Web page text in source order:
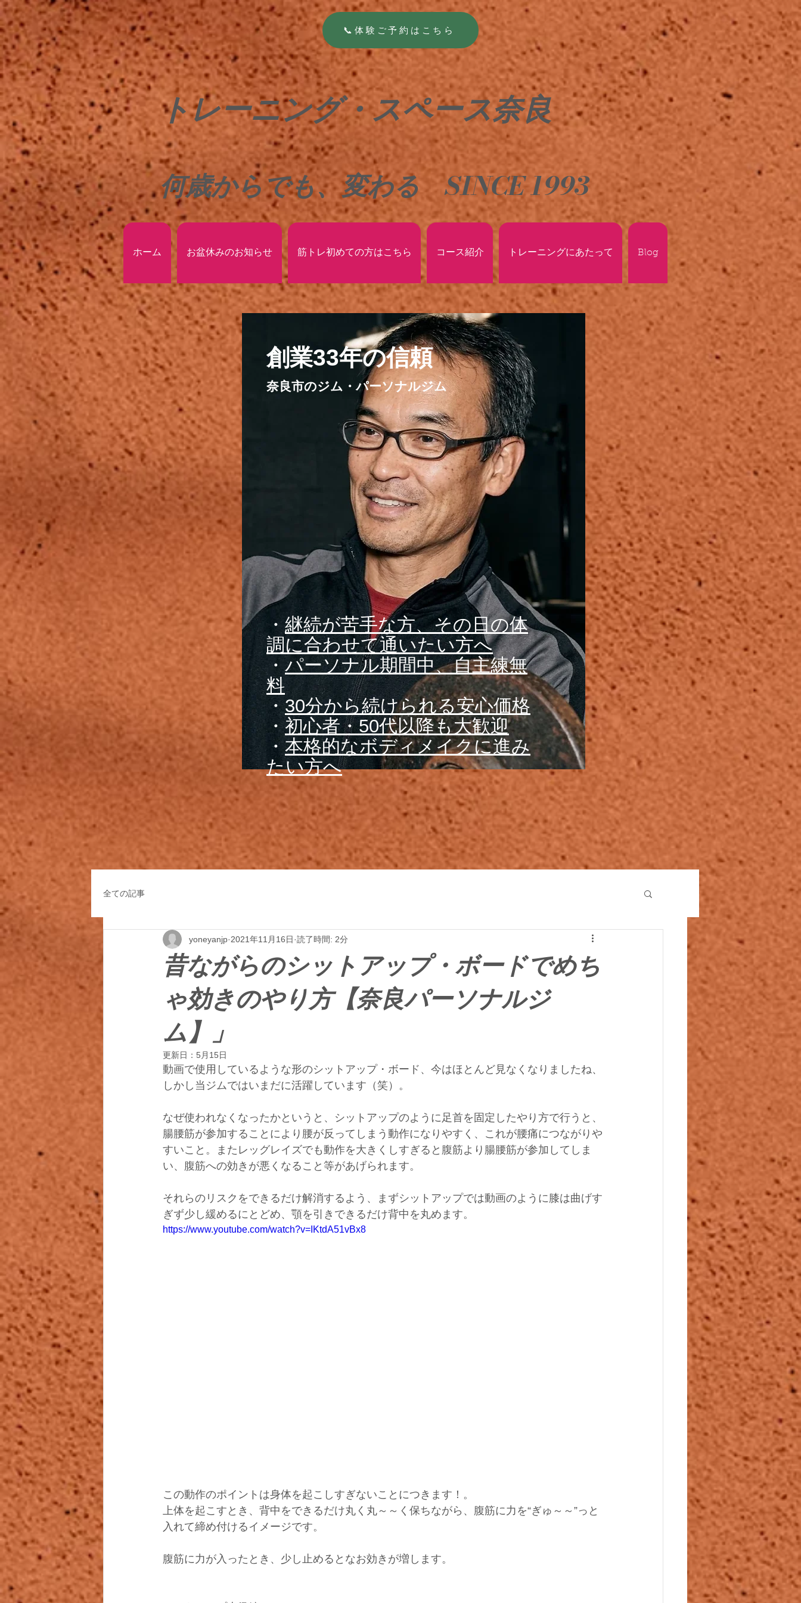
📞体験ご予約はこちら
トレーニング・スペース奈良
何歳からでも、変わる SINCE 1993
ホーム お盆休みのお知らせ 筋トレ初めての方はこちら コース紹介 トレーニングにあたって Blog
​創業33年の信頼
奈良市のジム・パーソナルジム
・継続が苦手な方、その日の体
調に合わせて通いたい方へ
・パーソナル期間中、自主練無
料
​・30分から続けられる安心価格
・初心者・50代以降も大歓迎
・本格的なボディメイクに進み
たい方へ
全ての記事
昔ながらのシットアップ・ボードでめち
ゃ効きのやり方【奈良パーソナルジ
ム】」
yoneyanjp 2021年11月16日 読了時間: 2分
更新日： 5月15日
動画で使用しているような形のシットアップ・ボード、今はほとんど見なくなりましたね、
しかし当ジムではいまだに活躍しています（笑）。
なぜ使われなくなったかというと、シットアップのように足首を固定したやり方で行うと、
腸腰筋が参加することにより腰が反ってしまう動作になりやすく、これが腰痛につながりや
すいこと。またレッグレイズでも動作を大きくしすぎると腹筋より腸腰筋が参加してしま
い、腹筋への効きが悪くなること等があげられます。
それらのリスクをできるだけ解消するよう、まずシットアップでは動画のように膝は曲げす
ぎず少し緩めるにとどめ、顎を引きできるだけ背中を丸めます。
https://www.youtube.com/watch?v=IKtdA51vBx8
この動作のポイントは身体を起こしすぎないことにつきます！。
上体を起こすとき、背中をできるだけ丸く丸～～く保ちながら、腹筋に力を“ぎゅ～～”っと
入れて締め付けるイメージです。
腹筋に力が入ったとき、少し止めるとなお効きが増します。